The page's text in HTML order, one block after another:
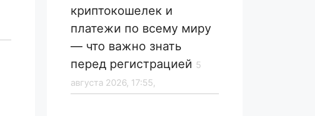
криптокошелек и
платежи по всему миру
— что важно знать
перед регистрацией 5
августа 2026, 17:55,